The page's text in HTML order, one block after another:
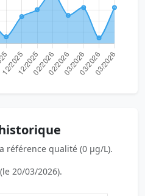
référence qualité (0 µg/L).
(le 20/03/2026).